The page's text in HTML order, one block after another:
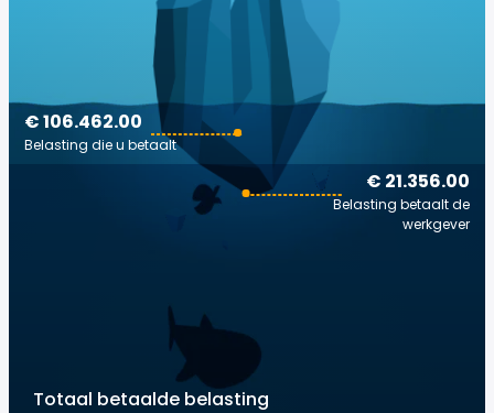
€ 21.356.00
Belasting betaalt de
werkgever
€ 106.462.00
Belasting die u betaalt
Totaal betaalde belasting